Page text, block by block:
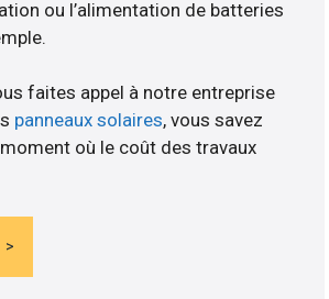
ou l’alimentation de batteries
faites appel à notre entreprise
panneaux solaires, vous savez
où le coût des travaux